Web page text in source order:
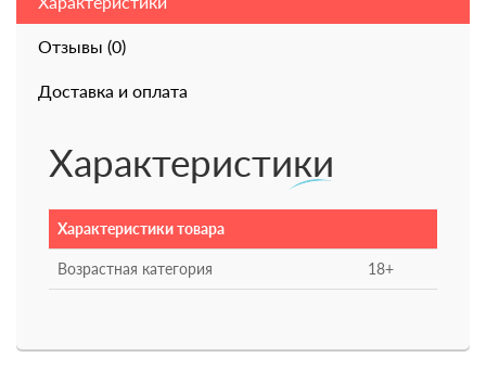
Отзывы (0)
Доставка и оплата
Характеристики
Характеристики товара
Возрастная категория 18+